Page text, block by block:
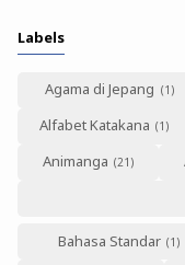
Labels
Agama di Jepang
Alfabet Katakana
Animanga
Bahasa Standar